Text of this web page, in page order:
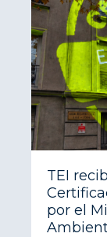
TEI
por el